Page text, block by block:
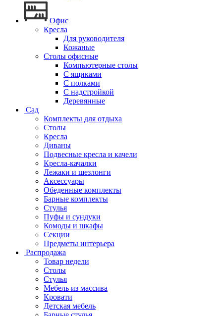
Офис
Кресла
Для руководителя
Кожаные
Столы офисные
Компьютерные столы
С ящиками
С полками
С надстройкой
Деревянные
Сад
Комплекты для отдыха
Столы
Кресла
Диваны
Подвесные кресла и качели
Кресла-качалки
Лежаки и шезлонги
Аксессуары
Обеденные комплекты
Барные комплекты
Стулья
Пуфы и сундуки
Комоды и шкафы
Секции
Предметы интерьера
Распродажа
Товар недели
Столы
Стулья
Мебель из массива
Кровати
Детская мебель